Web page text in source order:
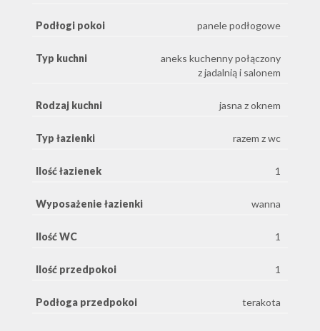
Podłogi pokoi panele podłogowe
Typ kuchni
aneks kuchenny połączony
z jadalnią i salonem
Rodzaj kuchni jasna z oknem
Typ łazienki razem z wc
Ilość łazienek 1
Wyposażenie łazienki wanna
Ilość WC 1
Ilość przedpokoi 1
Podłoga przedpokoi terakota